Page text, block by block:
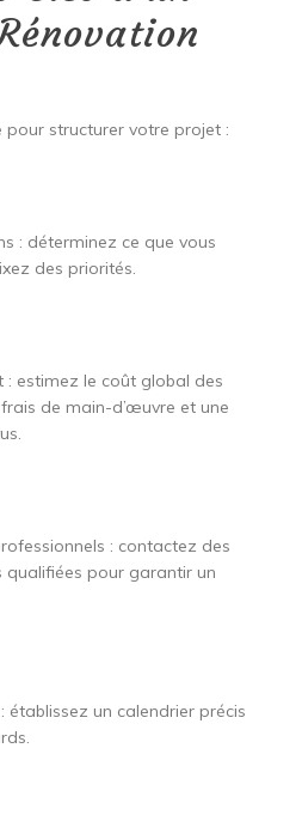
structurer votre projet :
: déterminez ce que vous
des priorités.
: estimez le coût global des
de main-d’œuvre et une
: contactez des
qualifiées pour garantir un
établissez un calendrier précis